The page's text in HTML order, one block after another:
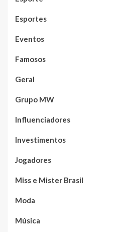
Esportes
Eventos
Famosos
Geral
Grupo MW
Influenciadores
Investimentos
Jogadores
Miss e Mister Brasil
Moda
Música